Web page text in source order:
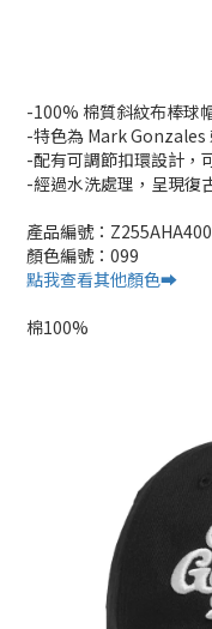
-100% 棉質斜紋布棒球
-特色為 Mark Gonzales
-配有可調節扣環設計，
-經過水洗處理，呈現復
產品編號：Z255AHA400
顏色編號：099
點我查看其他顏色➡️
棉100%